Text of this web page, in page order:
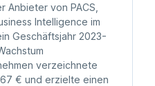
Anbieter von PACS,
Intelligence im
Geschäftsjahr 2023-
verzeichnete
€ und erzielte einen